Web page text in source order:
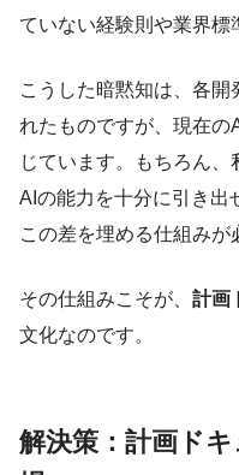
ていない経験則や業界標
こうした暗黙知は、各開
れたものですが、現在
じています。もちろん、
AIの能力を十分に引き出
この差を埋める仕組みが
その仕組みこそが、 計画
文化なのです。
解決策：計画ド